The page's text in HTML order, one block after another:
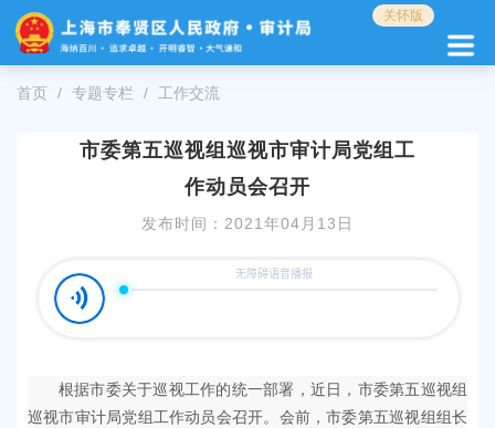
关怀版
首页 专题专栏 工作交流
市委第五巡视组巡视市审计局党组工
作动员会召开
发布时间：2021年04月13日
根据市委关于巡视工作的统一部署，近日，市委第五巡视组
巡视市审计局党组工作动员会召开。会前，市委第五巡视组组长